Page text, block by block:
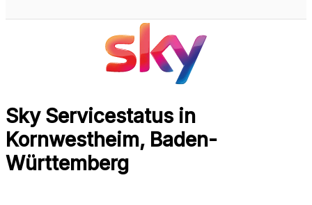
Sky Servicestatus in
Kornwestheim, Baden-
Württemberg